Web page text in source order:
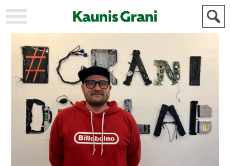
KAUPUNKI
STADEN
AJANKOHTAISTA
AKTUELLT
URHEILU
IDROTT
KULTTUURI
KULTUR
HISTORIA
HISTORIA
YLEINEN
ALLMÄN
MAINOSTAJILLE
FÖR
ANNONSÖRER